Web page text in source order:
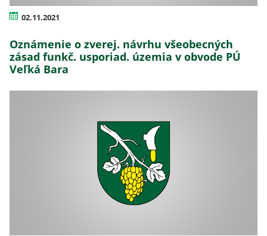
02.11.2021
Oznámenie o zverej. návrhu všeobecných
zásad funkč. usporiad. územia v obvode PÚ
Veľká Bara